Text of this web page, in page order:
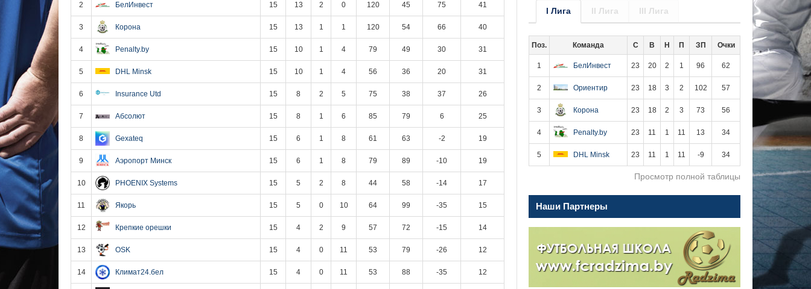
2 БелИнвест 15 13 2 0 120 45 75 41
3 Корона 15 13 1 1 120 54 66 40
4 Penalty.by 15 10 1 4 79 49 30 31
5 DHL Minsk 15 10 1 4 56 36 20 31
6 Insurance Utd 15 8 2 5 75 38 37 26
7 Абсолют 15 8 1 6 85 79 6 25
8 Gexateq 15 6 1 8 61 63 -2 19
9 Аэропорт Минск 15 6 1 8 79 89 -10 19
10 PHOENIX Systems 15 5 2 8 44 58 -14 17
11 Якорь 15 5 0 10 64 99 -35 15
12 Крепкие орешки 15 4 2 9 57 72 -15 14
13 OSK 15 4 0 11 53 79 -26 12
14 Климат24.бел 15 4 0 11 53 88 -35 12
I Лига II Лига III Лига
Поз. Команда С В Н П ЗП Очки
1 БелИнвест 23 20 2 1 96 62
2 Ориентир 23 18 3 2 102 57
3 Корона 23 18 2 3 73 56
4 Penalty.by 23 11 1 11 13 34
5 DHL Minsk 23 11 1 11 -9 34
Просмотр полной таблицы
Наши Партнеры